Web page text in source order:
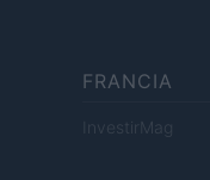
FRANCIA
InvestirMag